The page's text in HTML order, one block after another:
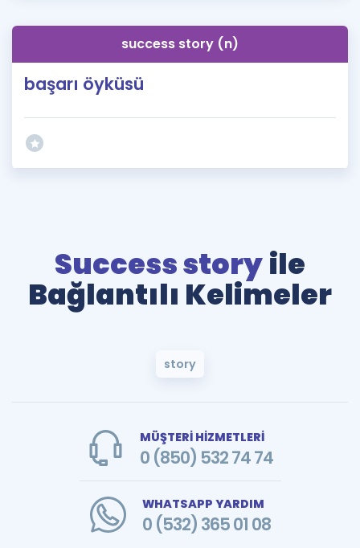
İngilizce Gramersuccess story (n)
başarı öyküsü
Success storyile
Bağlantılı Kelimeler
story
MÜŞTERİ HİZMETLERİ
0 (850) 532 74 74
WHATSAPP YARDIM
0 (532) 365 01 08